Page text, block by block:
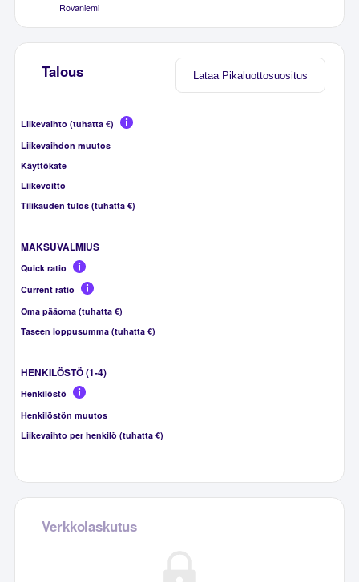
Rovaniemi
Lataa Pikaluottosuositus
Talous
Liikevaihto (tuhatta €)
Liikevaihdon muutos
Käyttökate
Liikevoitto
Tilikauden tulos (tuhatta €)
MAKSUVALMIUS
Quick ratio
Current ratio
Oma pääoma (tuhatta €)
Taseen loppusumma (tuhatta €)
HENKILÖSTÖ (1-4)
Henkilöstö
Henkilöstön muutos
Liikevaihto per henkilö (tuhatta €)
Verkkolaskutus